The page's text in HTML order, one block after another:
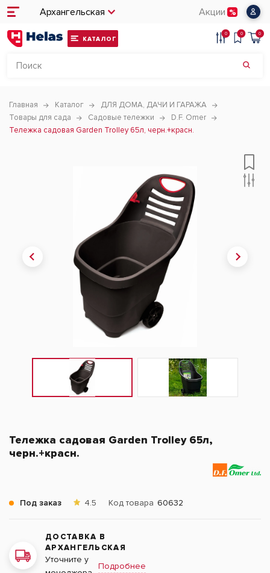
Архангельская Акции
КАТАЛОГ
0 0 0
Главная Каталог
ДЛЯ ДОМА, ДАЧИ И ГАРАЖА
Товары для сада
Садовые тележки
D.F. Omer
Тележка садовая Garden Trolley 65л, черн.+красн.
Тележка садовая Garden Trolley 65л,
черн.+красн.
Под заказ 4.5 Код товара 60632
ДОСТАВКА В
АРХАНГЕЛЬСКАЯ
Уточните у
Подробнее